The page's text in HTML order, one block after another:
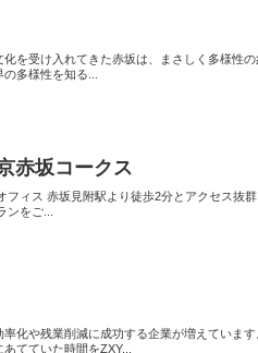
を受け入れてきた赤坂は、まさしく多様性
多様性を知る...
赤坂コークス
フィス 赤坂見附駅より徒歩2分とアクセス抜
ンをご...
化や残業削減に成功する企業が増えていま
てていた時間をZXY...